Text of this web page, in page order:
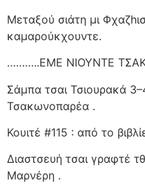
Μεταξού σιάτη μι
καμαρούκχουντε.
………..ΕΜΕ ΝΙΟΥΝΤΕ
Σάμπα τσαι Τσιουρακά
Τσακωνοπαρέα .
Κουιτέ #115 : από το
Διαστσευή τσαι γραφτέ
Μαρνέρη .